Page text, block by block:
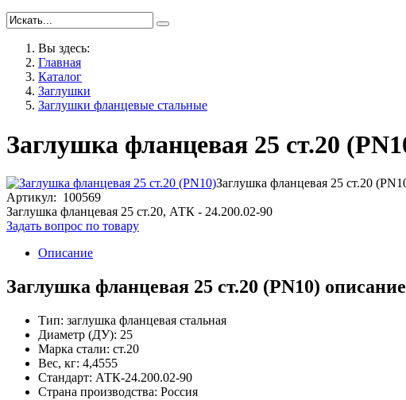
Вы здесь:
Главная
Каталог
Заглушки
Заглушки фланцевые стальные
Заглушка фланцевая 25 ст.20
Заглушка фланцевая 25 ст.20
Артикул: 100569
Заглушка фланцевая 25 ст.20, АТК - 24.200.02-90
Задать вопрос по товару
Описание
Заглушка фланцевая 25 ст.20 (PN10)
Тип: заглушка фланцевая стальная
Диаметр (ДУ): 25
Марка стали: ст.20
Вес, кг: 4,4555
Стандарт: АТК-24.200.02-90
Страна производства: Россия